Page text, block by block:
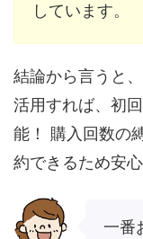
しています。
結論から言うと
活用すれば、初
能！ 購入回数の
約できるため安心
一番